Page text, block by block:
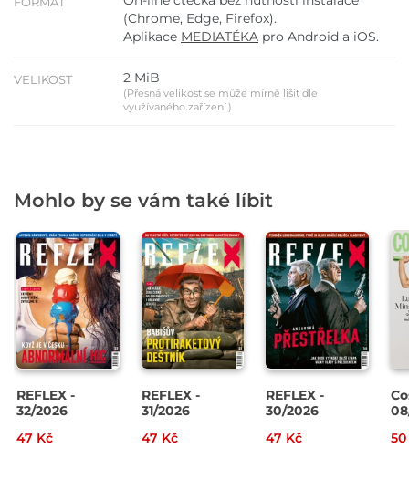
(Chrome, Edge, Firefox).
Aplikace MEDIATÉKA pro Android a iOS.
VELIKOST 2 MiB
(Přesná velikost se může mírně lišit dle
využívaného zařízení.)
Mohlo by se vám také líbit
REFLEX -
32/2026
47 Kč
REFLEX -
31/2026
47 Kč
REFLEX -
30/2026
47 Kč
50